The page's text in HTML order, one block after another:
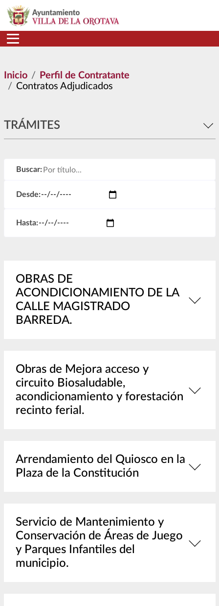
Pasar al contenido principal
Inicio
Perfil de Contratante
Contratos Adjudicados
TRÁMITES
Buscar:
Desde:
Hasta:
OBRAS DE
ACONDICIONAMIENTO DE LA
CALLE MAGISTRADO
BARREDA.
Obras de Mejora acceso y
circuito Biosaludable,
acondicionamiento y forestación
recinto ferial.
Arrendamiento del Quiosco en la
Plaza de la Constitución
Servicio de Mantenimiento y
Conservación de Áreas de Juego
y Parques Infantiles del
municipio.